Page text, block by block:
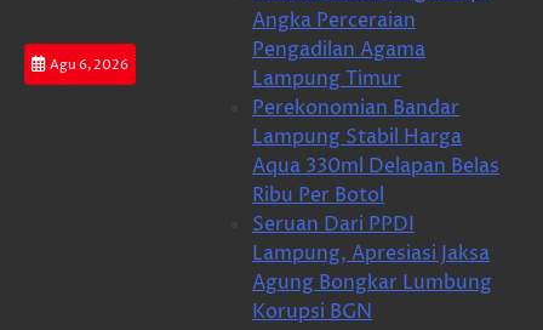
Agu 6, 2026
Angka Perceraian
Pengadilan Agama
Lampung Timur
Perekonomian Bandar
Lampung Stabil Harga
Aqua 330ml Delapan Belas
Ribu Per Botol
Seruan Dari PPDI
Lampung, Apresiasi Jaksa
Agung Bongkar Lumbung
Korupsi BGN